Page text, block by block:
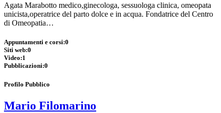
Agata Marabotto medico,ginecologa, sessuologa clinica, omeopata
unicista,operatrice del parto dolce e in acqua. Fondatrice del Centro
di Omeopatia…
Appuntamenti e corsi:0
Siti web:0
Video:1
Pubblicazioni:0
Profilo Pubblico
Mario Filomarino